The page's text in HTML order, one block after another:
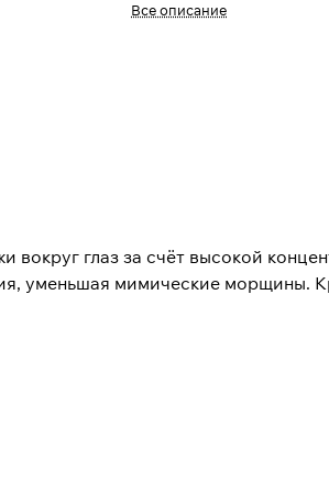
Все описание
вокруг глаз за счёт высокой
уменьшая мимические морщины.